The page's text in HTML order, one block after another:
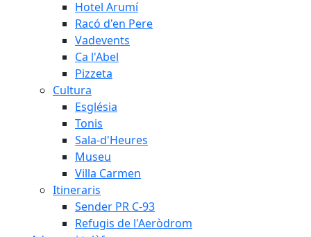
Hotel Arumí
Racó d'en Pere
Vadevents
Ca l'Abel
Pizzeta
Cultura
Església
Tonis
Sala-d'Heures
Museu
Villa Carmen
Itineraris
Sender PR C-93
Refugis de l'Aeròdrom